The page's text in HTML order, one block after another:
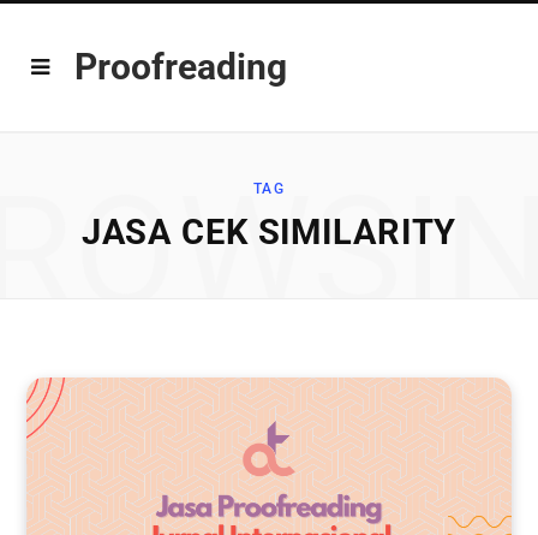
Proofreading
TAG
JASA CEK SIMILARITY